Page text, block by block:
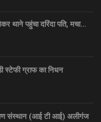
थाने पहुंचा दरिंदा पति, मचा…
स्टेफी ग्राफ का निधन
संस्थान (आई टी आई) अलीगंज